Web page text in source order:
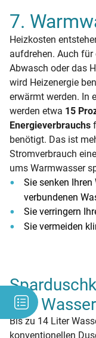
7.
Heizkosten
aufdrehen. Auch für
Abwasch oder das
wird Heizenergie
erwärmt werden. In
werden etwa 15
Energieverbrauchs
benötigt. Das ist
Stromverbrauch
ums Warmwasser
Sie senken
verbundenen
Sie verringern
Sie vermeiden
und
Bis zu 14 Liter
konventionellen